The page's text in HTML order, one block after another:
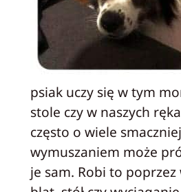
psiak uczy się w tym
stole czy w naszych
często o wiele
wymuszaniem może
je sam. Robi to